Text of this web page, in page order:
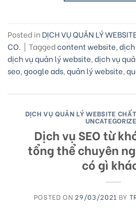
Posted in DỊCH VỤ QUẢN LÝ
CO. | Taggedcontent website,
dịch vụ quản lý website,dịch vụ
seo,google ads,quản lý website,
DỊCH VỤ QUẢN LÝ WEBSITE
Dịch vụ SEO từ
tổng thể chuyên
có gì
POSTED ON 29/03/2021 BY